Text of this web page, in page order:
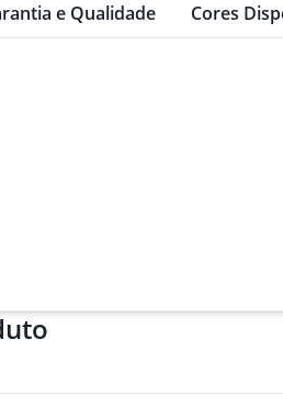
e Qualidade Cores